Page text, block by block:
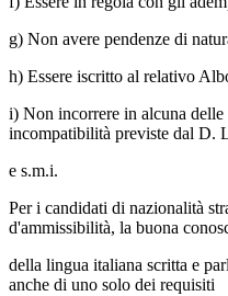
g) Non avere pendenze di
h) Essere iscritto al relativo
i) Non incorrere in alcuna
incompatibilità previste dal D.
e s.m.i.
Per i candidati di nazionalità
d'ammissibilità, la buona
della lingua italiana scritta e
anche di uno solo dei requisiti